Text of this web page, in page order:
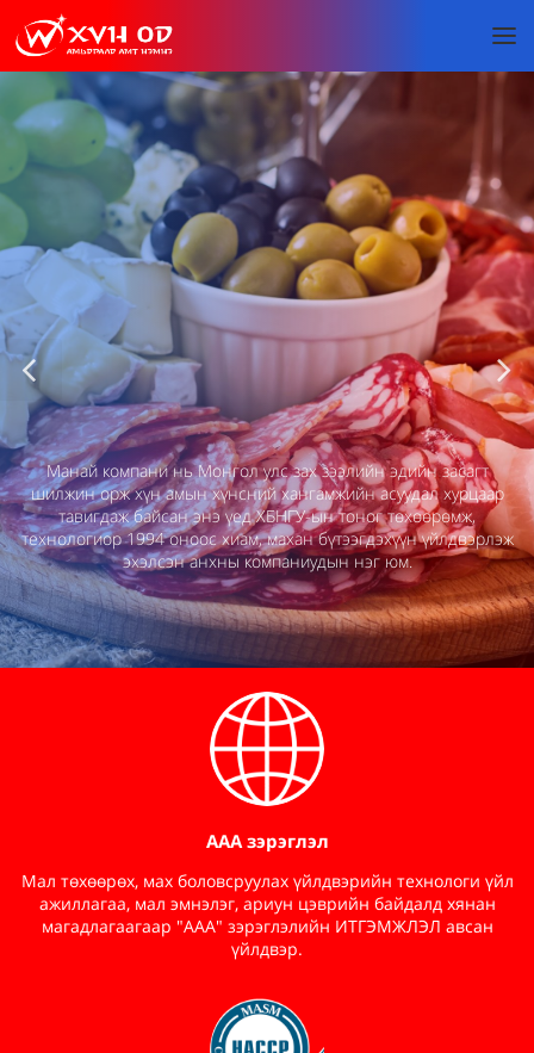
Манай компани нь Монгол улс зах зээлийн эдийн засагт
шилжин орж хүн амын хүнсний хангамжийн асуудал хурцаар
тавигдаж байсан энэ үед ХБНГУ-ын тоног төхөөрөмж,
технологиор 1994 оноос хиам, махан бүтээгдэхүүн үйлдвэрлэж
эхэлсэн анхны компаниудын нэг юм.
AAA зэрэглэл
Мал төхөөрөх, мах боловсруулах үйлдвэрийн технологи үйл
ажиллагаа, мал эмнэлэг, ариун цэврийн байдалд хянан
магадлагаагаар "ААА" зэрэглэлийн ИТГЭМЖЛЭЛ авсан
үйлдвэр.